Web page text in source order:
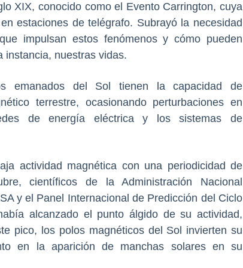
XIX, conocido como el Evento Carrington, cuya
estaciones de telégrafo. Subrayó la necesidad
impulsan estos fenómenos y cómo pueden
instancia, nuestras vidas.
emanados del Sol tienen la capacidad de
terrestre, ocasionando perturbaciones en
de energía eléctrica y los sistemas de
actividad magnética con una periodicidad de
científicos de la Administración Nacional
y el Panel Internacional de Predicción del Ciclo
alcanzado el punto álgido de su actividad,
pico, los polos magnéticos del Sol invierten su
en la aparición de manchas solares en su